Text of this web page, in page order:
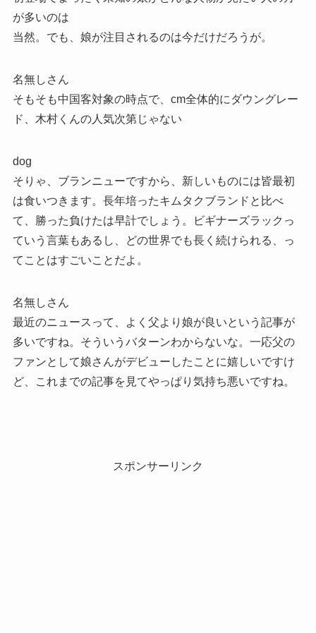
が多いのは
当然。でも、娘が注目されるのは今だけだろうが。
名無しさん
そもそも中国客対象の時点で、cm全体的にダウングレー
ド、木村くんの人気次第じゃない
dog
そりゃ、ブランニューですから、新しいものには皆最初
は食いつきます。長年培ったキムタクブランドと比べ
て、勝った負けたは早計でしょう。ビギナーズラックっ
ていう言葉もあるし、どの世界でも長く続けられる、っ
てことはすごいことだよ。
名無しさん
最近のニュースって、よく父より娘が良いという記事が
多いですね。そういうバターンわからないな。一応父の
ファンとして娘さんがデビューしたことに嬉しいですけ
ど、これまでの記事を見てやっぱり気持ち悪いですね。
スポンサーリンク